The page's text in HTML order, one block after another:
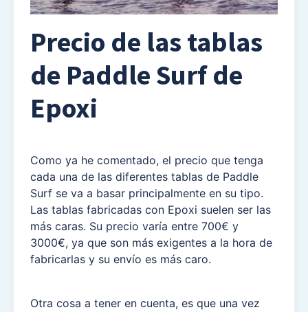
Precio de las tablas
de Paddle Surf de
Epoxi
Como ya he comentado, el precio que tenga
cada una de las diferentes tablas de Paddle
Surf se va a basar principalmente en su tipo.
Las tablas fabricadas con Epoxi suelen ser las
más caras. Su precio varía entre 700€ y
3000€, ya que son más exigentes a la hora de
fabricarlas y su envío es más caro.
Otra cosa a tener en cuenta, es que una vez